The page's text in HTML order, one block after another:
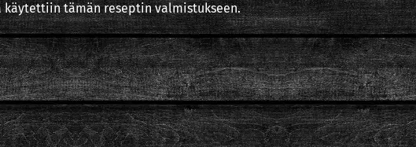
tämän reseptin valmistukseen.